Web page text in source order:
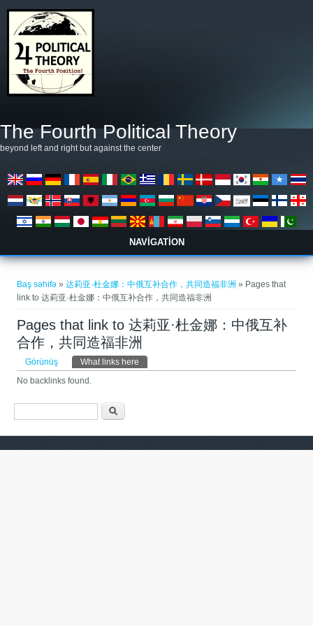
The Fourth Political Theory
beyond left and right but against the center
NAVIGATION
Baş səhifə »达莉亚·杜金娜：中俄互补合作，共同造福非洲 » Pages that
link to 达莉亚·杜金娜：中俄互补合作，共同造福非洲
Pages that link to 达莉亚·杜金娜：中俄互补
合作，共同造福非洲
Əsas tablar
Görünüş What links here
No backlinks found.
Axtarış forması